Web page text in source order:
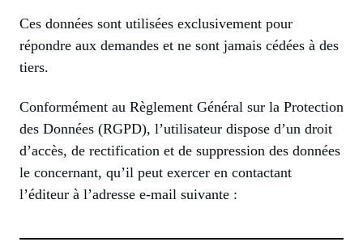
Ces données sont utilisées exclusivement pour
répondre aux demandes et ne sont jamais cédées à des
tiers.
Conformément au Règlement Général sur la Protection
des Données (RGPD), l’utilisateur dispose d’un droit
d’accès, de rectification et de suppression des données
le concernant, qu’il peut exercer en contactant
l’éditeur à l’adresse e-mail suivante :